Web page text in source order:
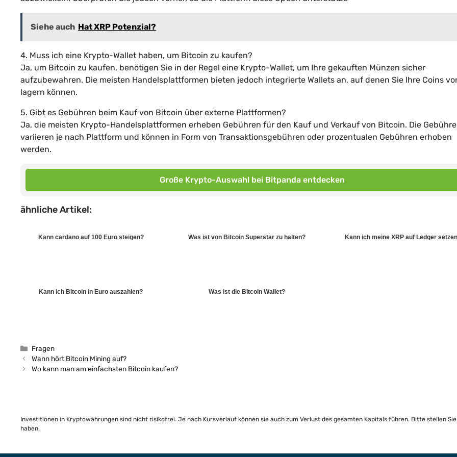
Siehe auch Hat XRP Potenzial?
4. Muss ich eine Krypto-Wallet haben, um Bitcoin zu kaufen?
Ja, um Bitcoin zu kaufen, benötigen Sie in der Regel eine Krypto-Wallet, um Ihre gekauften Münzen sicher
aufzubewahren. Die meisten Handelsplattformen bieten jedoch integrierte Wallets an, auf denen Sie Ihre Coins
lagern können.
5. Gibt es Gebühren beim Kauf von Bitcoin über externe Plattformen?
Ja, die meisten Krypto-Handelsplattformen erheben Gebühren für den Kauf und Verkauf von Bitcoin. Die
variieren je nach Plattform und können in Form von Transaktionsgebühren oder prozentualen Gebühren erhoben
werden.
Große Krypto-Auswahl bei Bitpanda entdecken
ähnliche Artikel:
Kann cardano auf 100 Euro steigen? Was ist von Bitcoin Superstar zu halten? Kann ich meine XRP auf Ledger
Kann ich Bitcoin in Euro auszahlen? Was ist die Bitcoin Wallet?
Kategorien
Fragen
Wann hört Bitcoin Mining auf?
Wo kann man am einfachsten Bitcoin kaufen?
Investitionen in Kryptowährungen sind nicht risikofrei. Je nach Kursverlauf können sie auch zum Verlust des gesamten Kapitals führen. Bitte stellen
haben.